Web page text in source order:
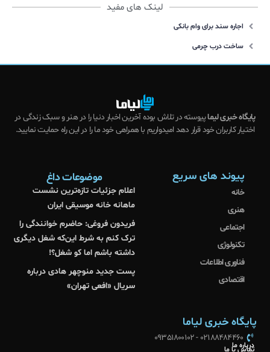
لینک های مفید
اجاره سند برای وام بانکی
ساخت درب چرمی
پایگاه خبری لیماپیوسته در تلاش بوده آخرین اخبار دنیا را در هنر و سبک زندگی در
اختیار کاربران خود قرار دهد امیدواریم با همراهی خود ما را در این راه حمایت نمایید.
پیوند های سریع
خانه
هنری
اجتماعی
تکنولوژی
فناوری اطلاعات
اقتصادی
موضوعات داغ
اعلام جزئیات تازه‌ترین نشست
ماهانه خانه موسیقی ایران
فریدون فروغی: حاضرم خوانندگی را
ترک کنم به شرط این‌که شغل دیگری
داشته باشم اما کو شغل؟!
پست جدید منوچهر هادی درباره
سریال «افعی تهران»
پایگاه خبری لیاما
02188484460 - 09351800102
درباره ما
تماس با ما